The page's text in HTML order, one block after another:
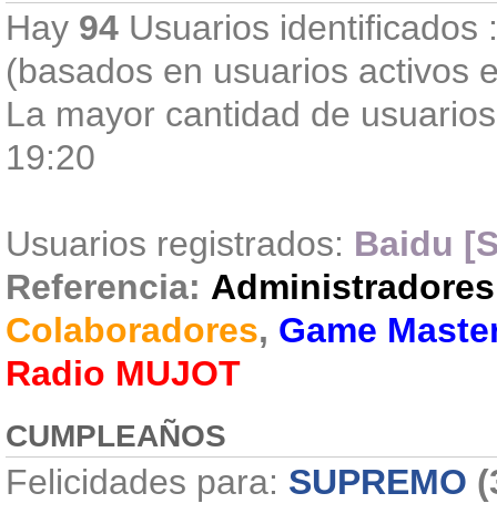
Hay 94 Usuarios identificados
(basados en usuarios activos
La mayor cantidad de
19:20
Usuarios registrados: Baidu
Referencia: Administradores
Colaboradores, Game
Radio MUJOT
CUMPLEAÑOS
Felicidades para: SUPREMO